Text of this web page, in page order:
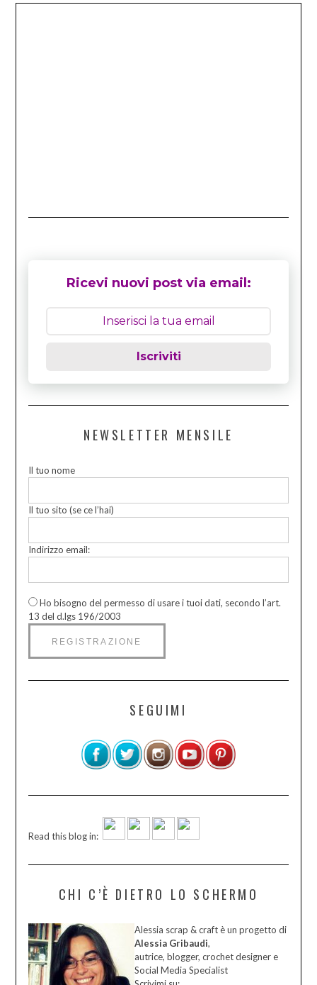
Ricevi nuovi post via email:
Iscriviti
NEWSLETTER MENSILE
Il tuo nome
Il tuo sito (se ce l’hai)
Indirizzo email:
Ho bisogno del permesso di usare i tuoi dati, secondo l’art.
13 del d.lgs 196/2003
SEGUIMI
Read this blog in:
CHI C’È DIETRO LO SCHERMO
Alessia scrap & craft è un progetto di
Alessia Gribaudi,
autrice, blogger, crochet designer e
Social Media Specialist